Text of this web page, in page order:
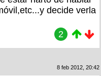
decide verla
2
8 feb 2012, 20:42